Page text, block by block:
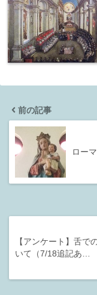
前の記事
ロー
【アンケート】舌で
いて（7/18追記あ…